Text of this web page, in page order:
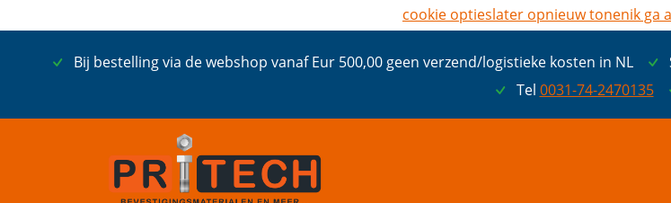
Bij bestelling via de webshop vanaf Eur 500,00 geen verzend/logistieke kosten in NL
Tel 0031-74-2470135
cookie optieslater opnieuw tonenik ga